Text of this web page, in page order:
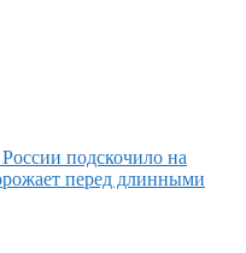
подскочило на
перед длинными